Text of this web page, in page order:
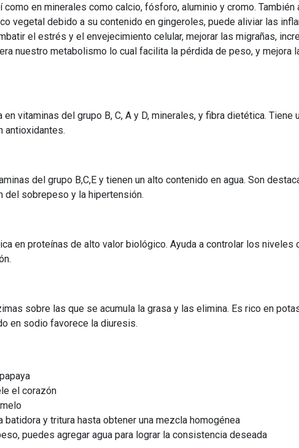
como en minerales como calcio, fósforo, aluminio y cromo. También
vegetal debido a su contenido en gingeroles, puede aliviar las
el estrés y el envejecimiento celular, mejorar las migrañas,
nuestro metabolismo lo cual facilita la pérdida de peso, y mejora
en vitaminas del grupo B, C, A y D, minerales, y fibra dietética. Tiene
antioxidantes.
del grupo B,C,E y tienen un alto contenido en agua. Son
del sobrepeso y la hipertensión.
en proteínas de alto valor biológico. Ayuda a controlar los niveles
sobre las que se acumula la grasa y las elimina. Es rico en
en sodio favorece la diuresis.
el corazón
batidora y tritura hasta obtener una mezcla homogénea
puedes agregar agua para lograr la consistencia deseada